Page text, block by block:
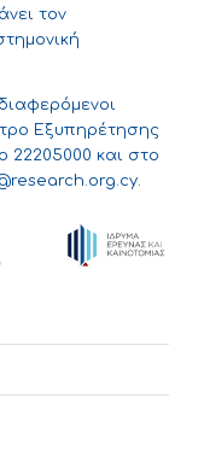
τον
Εξυπηρέτησης
22205000 και στο
.